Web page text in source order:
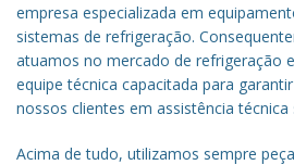
empresa especializada em
sistemas de refrigeração.
atuamos no mercado de refrigeração
equipe técnica capacitada para
nossos clientes em assistência técnica
Acima de tudo, utilizamos sempre